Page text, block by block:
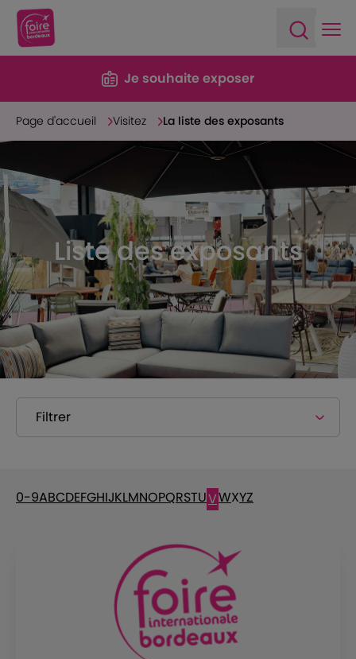
Je souhaite exposer
Page d'accueil Visitez La liste des exposants
Liste des exposants
Filtrer
0-9ABCDEFGHIJKLMNOPQRSTUVWXYZ